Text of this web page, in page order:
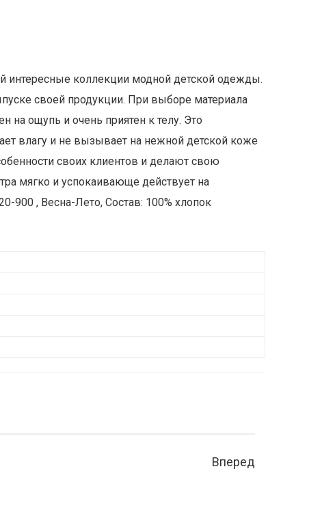
интересные коллекции модной детской одежды.
своей продукции. При выборе материала
на ощупь и очень приятен к телу. Это
влагу и не вызывает на нежной детской коже
своих клиентов и делают свою
мягко и успокаивающе действует на
900 , Весна-Лето, Состав: 100% хлопок
Вперед